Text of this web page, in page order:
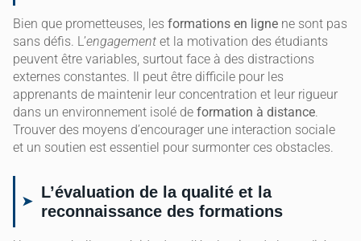
Bien que prometteuses, les formations en ligne ne sont pas
sans défis. L’engagement et la motivation des étudiants
peuvent être variables, surtout face à des distractions
externes constantes. Il peut être difficile pour les
apprenants de maintenir leur concentration et leur rigueur
dans un environnement isolé de formation à distance.
Trouver des moyens d’encourager une interaction sociale
et un soutien est essentiel pour surmonter ces obstacles.
L’évaluation de la qualité et la
reconnaissance des formations